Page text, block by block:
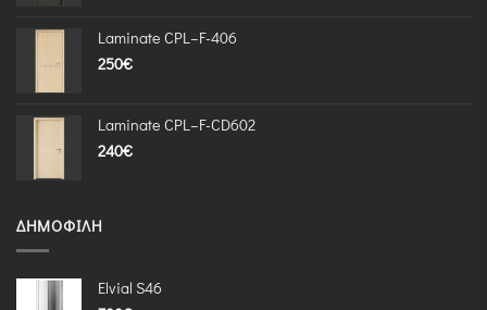
Laminate CPL–F-406
250€
Laminate CPL–F-CD602
240€
ΔΗΜΟΦΙΛΉ
Elvial S46